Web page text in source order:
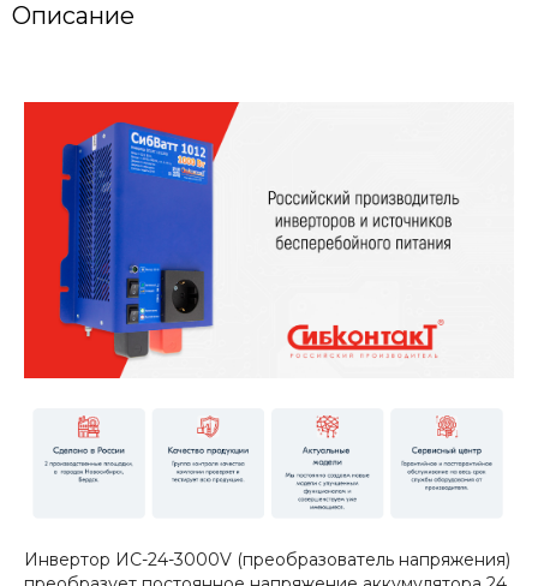
Описание
Инвертор ИС-24-3000V (преобразователь напряжения)